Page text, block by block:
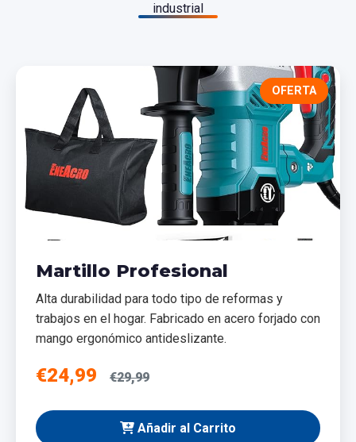
industrial
OFERTA
Martillo Profesional
Alta durabilidad para todo tipo de reformas y
trabajos en el hogar. Fabricado en acero forjado con
mango ergonómico antideslizante.
€24,99 €29,99
Añadir al Carrito